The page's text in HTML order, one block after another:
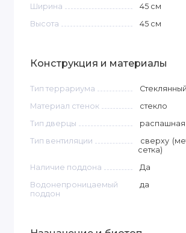
Ширина
45 см
Высота
45 см
Конструкция и материалы
Тип террариума
Стеклянный
Материал стенок
стекло
Тип дверцы
распашная
Тип вентиляции
сверху
сетка)
Наличие поддона
Да
Водонепроницаемый
поддон
да